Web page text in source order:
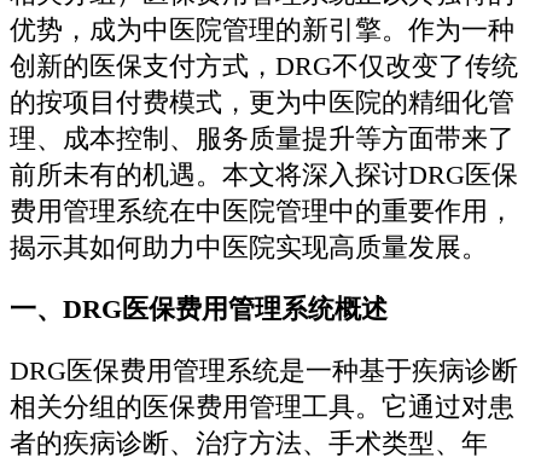
优势，成为中医院管理的新引擎。作为一种
创新的医保支付方式，DRG不仅改变了传统
的按项目付费模式，更为中医院的精细化管
理、成本控制、服务质量提升等方面带来了
前所未有的机遇。本文将深入探讨DRG医保
费用管理系统在中医院管理中的重要作用，
揭示其如何助力中医院实现高质量发展。
一、DRG医保费用管理系统概述
DRG医保费用管理系统是一种基于疾病诊断
相关分组的医保费用管理工具。它通过对患
者的疾病诊断、治疗方法、手术类型、年